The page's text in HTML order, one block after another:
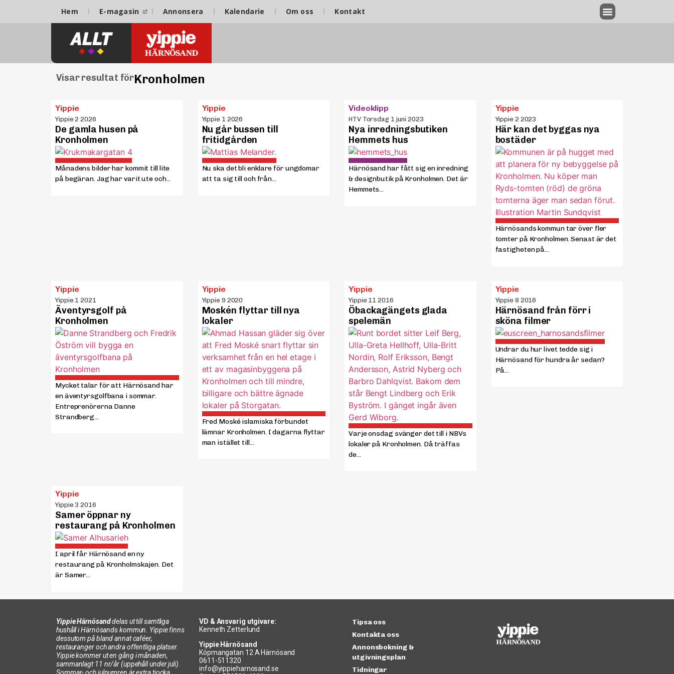
Hem E-magasin Annonsera Kalendarie Om oss Kontakt
Visar resultat förKronholmen
Yippie
Yippie 2 2026
De gamla husen på
Kronholmen
Månadens bilder har kommit till lite
på begäran. Jag har varit ute och...
Yippie
Yippie 1 2026
Nu går bussen till
fritidgården
Nu ska det bli enklare för ungdomar
att ta sig till och från...
Videoklipp
HTV Torsdag 1 juni 2023
Nya inredningsbutiken
Hemmets hus
Härnösand har fått sig en inredning
& designbutik på Kronholmen. Det är
Hemmets...
Yippie
Yippie 2 2023
Här kan det byggas nya
bostäder
Härnösands kommun tar över fler
tomter på Kronholmen. Senast är det
fastigheten på...
Yippie
Yippie 1 2021
Äventyrsgolf på
Kronholmen
Mycket talar för att Härnösand har
en äventyrsgolfbana i sommar.
Entreprenörerna Danne
Strandberg...
Yippie
Yippie 9 2020
Moskén flyttar till nya
lokaler
Fred Moské islamiska förbundet
lämnar Kronholmen. I dagarna flyttar
man istället till...
Yippie
Yippie 11 2016
Öbackagängets glada
spelemän
Varje onsdag svänger det till i NBVs
lokaler på Kronholmen. Då träffas
de...
Yippie
Yippie 8 2016
Härnösand från förr i
sköna filmer
Undrar du hur livet tedde sig i
Härnösand för hundra år sedan?
På...
Yippie
Yippie 3 2016
Samer öppnar ny
restaurang på Kronholmen
I april får Härnösand en ny
restaurang på Kronholmskajen. Det
är Samer...
Yippie Härnösanddelas ut till samtliga
hushåll i Härnösands kommun. Yippie finns
dessutom på bland annat caféer,
restauranger och andra offentliga platser.
Yippie kommer ut en gång i månaden,
sammanlagt 11 nr/år (uppehåll under juli).
Sommar- och julnumren är extra tjocka.
VD & Ansvarig utgivare:
Kenneth Zetterlund
Yippie Härnösand
Köpmangatan 12 A Härnösand
0611-511320
info@yippieharnosand.se
Tipsa oss
Kontakta oss
Annonsbokning &
utgivningsplan
Tidningar